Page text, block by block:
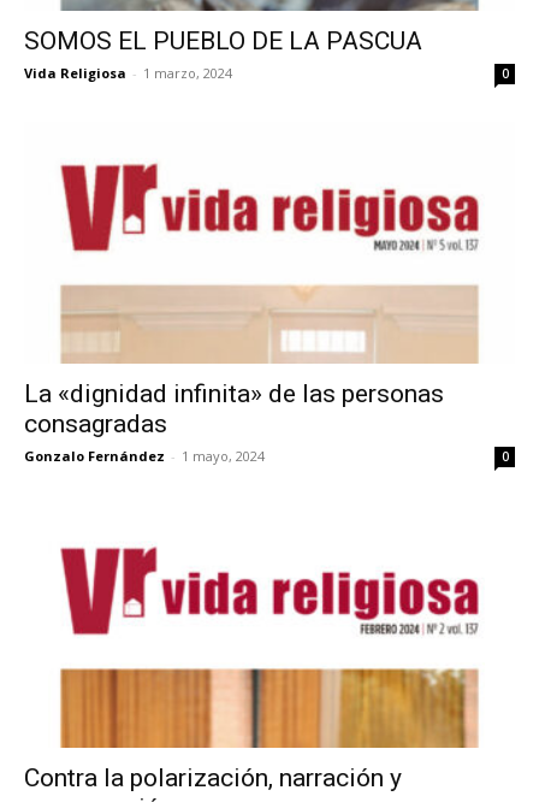
SOMOS EL PUEBLO DE LA PASCUA
Vida Religiosa - 1 marzo, 2024 0
La «dignidad infinita» de las personas
consagradas
Gonzalo Fernández - 1 mayo, 2024 0
Contra la polarización, narración y